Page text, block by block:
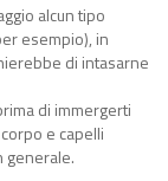
alcun tipo
esempio), in
di intasarne
di immergerti
e capelli
generale.